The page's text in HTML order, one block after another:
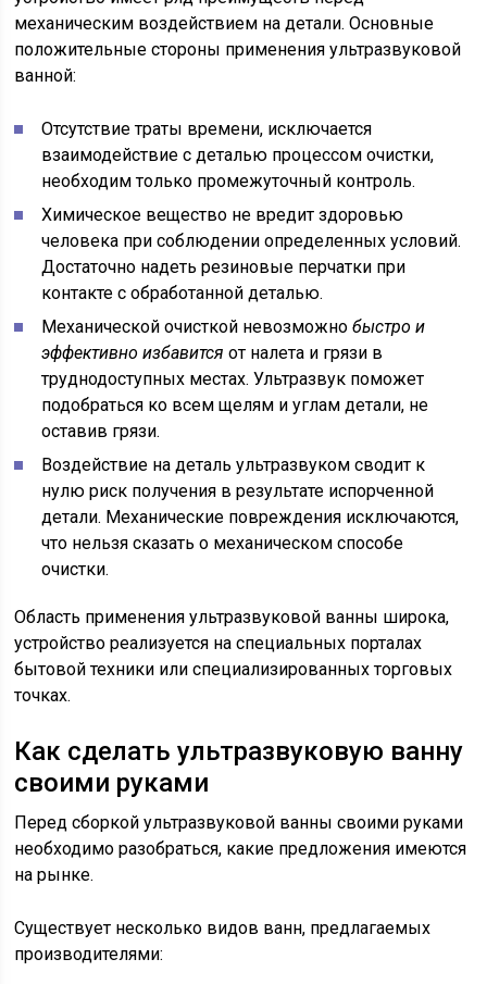
механическим воздействием на детали. Основные
положительные стороны применения ультразвуковой
ванной:
Отсутствие траты времени, исключается
взаимодействие с деталью процессом очистки,
необходим только промежуточный контроль.
Химическое вещество не вредит здоровью
человека при соблюдении определенных условий.
Достаточно надеть резиновые перчатки при
контакте с обработанной деталью.
Механической очисткой невозможнобыстро и
эффективно избавится от налета и грязи в
труднодоступных местах. Ультразвук поможет
подобраться ко всем щелям и углам детали, не
оставив грязи.
Воздействие на деталь ультразвуком сводит к
нулю риск получения в результате испорченной
детали. Механические повреждения исключаются,
что нельзя сказать о механическом способе
очистки.
Область применения ультразвуковой ванны широка,
устройство реализуется на специальных порталах
бытовой техники или специализированных торговых
точках.
Как сделать ультразвуковую ванну
своими руками
Перед сборкой ультразвуковой ванны своими руками
необходимо разобраться, какие предложения имеются
на рынке.
Существует несколько видов ванн, предлагаемых
производителями: